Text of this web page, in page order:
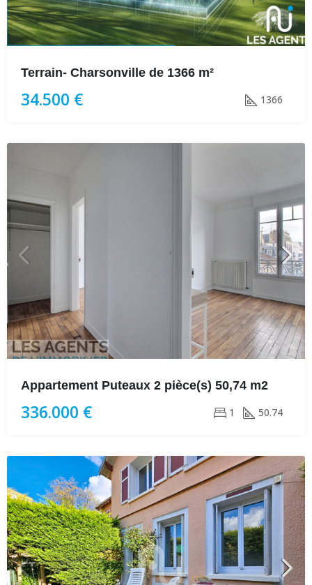
Terrain- Charsonville de 1366 m²
34.500 € 1366
Appartement Puteaux 2 pièce(s) 50,74 m2
336.000 € 1 50.74